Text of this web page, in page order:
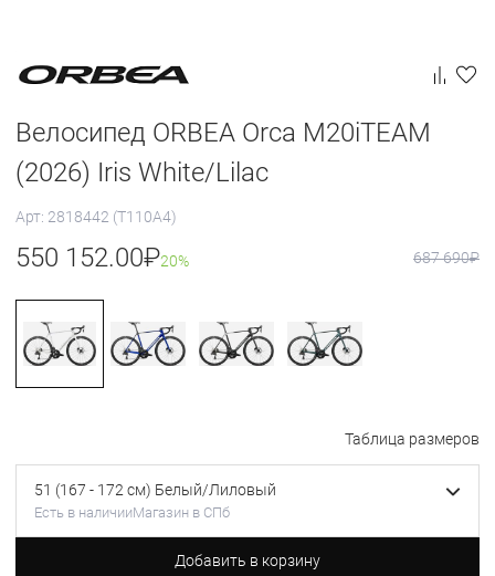
Велосипед ORBEA Orca M20iTEAM
(2026) Iris White/Lilac
Арт: 2818442 (T110A4)
550 152.00₽20% 687 690₽
Таблица размеров
51 (167 - 172 см) Белый/Лиловый
Есть в наличииМагазин в СПб
Добавить в корзину